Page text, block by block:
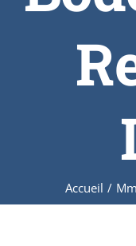
Accueil /